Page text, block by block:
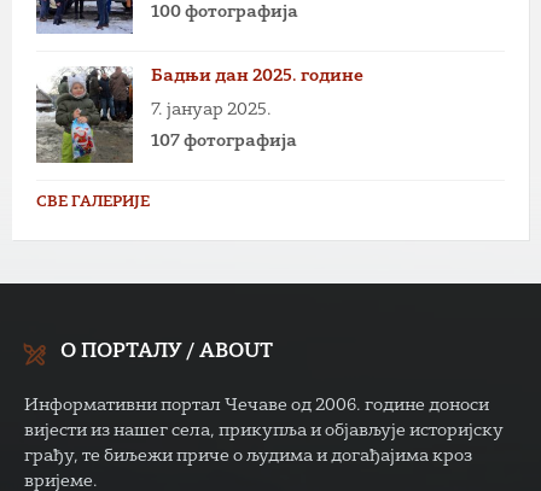
100 фотографија
Бадњи дан 2025. године
7. јануар 2025.
107 фотографија
СВЕ ГАЛЕРИЈЕ
О ПОРТАЛУ / ABOUT
Информативни портал Чечаве од 2006. године доноси
вијести из нашег села, прикупља и објављује историјску
грађу, те биљежи приче о људима и догађајима кроз
вријеме.